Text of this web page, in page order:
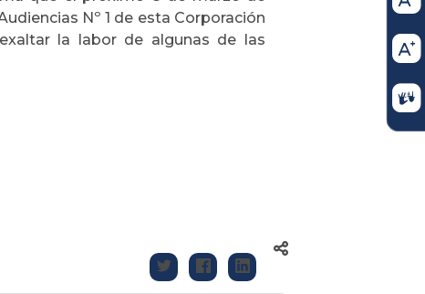
Nº 1 de esta Corporación
la labor de algunas de las